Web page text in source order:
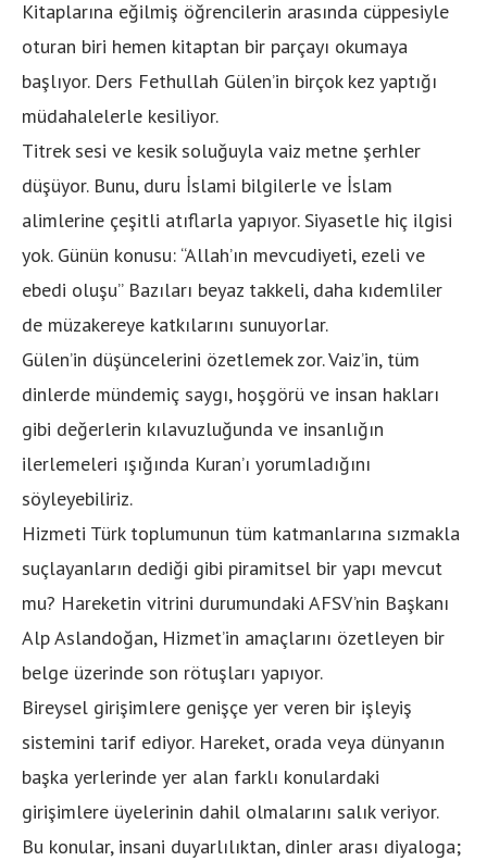
Kitaplarına eğilmiş öğrencilerin arasında cüppesiyle
oturan biri hemen kitaptan bir parçayı okumaya
başlıyor. Ders Fethullah Gülen’in birçok kez yaptığı
müdahalelerle kesiliyor.
Titrek sesi ve kesik soluğuyla vaiz metne şerhler
düşüyor. Bunu, duru İslami bilgilerle ve İslam
alimlerine çeşitli atıflarla yapıyor. Siyasetle hiç ilgisi
yok. Günün konusu: “Allah’ın mevcudiyeti, ezeli ve
ebedi oluşu” Bazıları beyaz takkeli, daha kıdemliler
de müzakereye katkılarını sunuyorlar.
Gülen’in düşüncelerini özetlemek zor. Vaiz’in, tüm
dinlerde mündemiç saygı, hoşgörü ve insan hakları
gibi değerlerin kılavuzluğunda ve insanlığın
ilerlemeleri ışığında Kuran’ı yorumladığını
söyleyebiliriz.
Hizmeti Türk toplumunun tüm katmanlarına sızmakla
suçlayanların dediği gibi piramitsel bir yapı mevcut
mu? Hareketin vitrini durumundaki AFSV’nin Başkanı
Alp Aslandoğan, Hizmet’in amaçlarını özetleyen bir
belge üzerinde son rötuşları yapıyor.
Bireysel girişimlere genişçe yer veren bir işleyiş
sistemini tarif ediyor. Hareket, orada veya dünyanın
başka yerlerinde yer alan farklı konulardaki
girişimlere üyelerinin dahil olmalarını salık veriyor.
Bu konular, insani duyarlılıktan, dinler arası diyaloga;